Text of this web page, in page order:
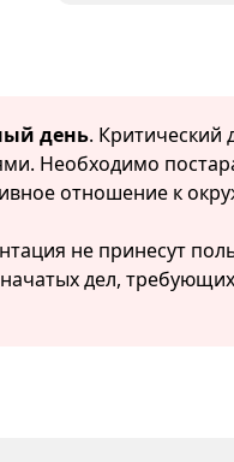
день. Критический
Необходимо
отношение к
не принесут
дел,